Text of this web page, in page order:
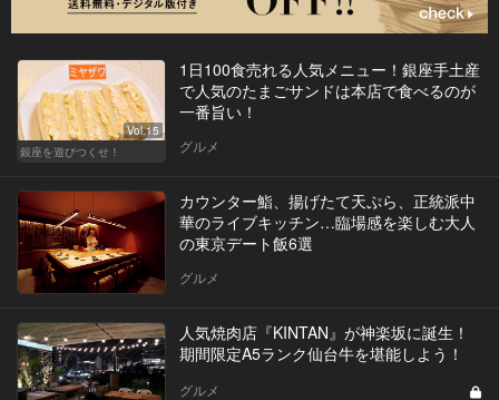
Vol.15
銀座を遊びつくせ！
1日100食売れる人気メニュー！銀座手土産
で人気のたまごサンドは本店で食べるのが
一番旨い！
グルメ
カウンター鮨、揚げたて天ぷら、正統派中
華のライブキッチン…臨場感を楽しむ大人
の東京デート飯6選
グルメ
人気焼肉店『KINTAN』が神楽坂に誕生！
期間限定A5ランク仙台牛を堪能しよう！
グルメ